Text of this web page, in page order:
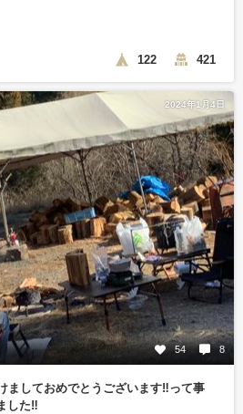
122 421
2024年1月4日
54 8
しておめでとうございます‼️って事
した‼️